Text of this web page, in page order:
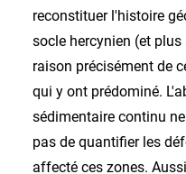
reconstituer l'histoire
socle hercynien (et
raison précisément de
qui y ont prédominé.
sédimentaire continu
pas de quantifier les
affecté ces zones.